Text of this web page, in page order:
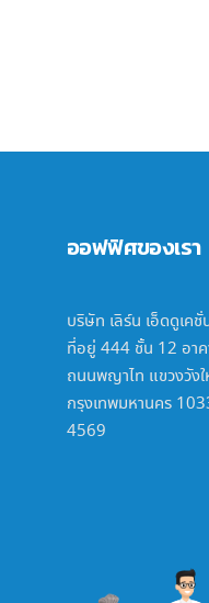
ออฟฟิศของเรา
บริษัท เลิร์น เอ็ดดูเคชั่
ที่อยู่ 444 ชั้น 12 อาค
ถนนพญาไท แขวงวัง
กรุงเทพมหานคร
4569